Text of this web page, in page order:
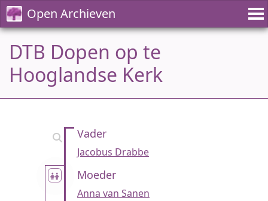
Open Archieven
DTB Dopen op te
Hooglandse Kerk
Vader
Jacobus Drabbe
Moeder
Anna van Sanen